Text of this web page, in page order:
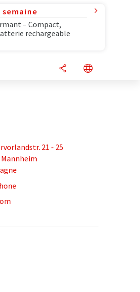
– Compact,
rechargeable
21 - 25
Mannheim